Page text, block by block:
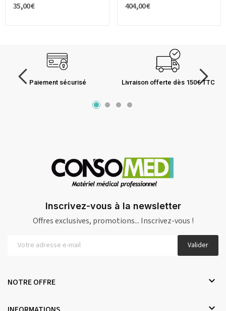
35,00 € 404,00 €
Paiement sécurisé Livraison offerte dès 150€ TTC
Inscrivez-vous à la newsletter
Offres exclusives, promotions... Inscrivez-vous !
Valider
NOTRE OFFRE 
